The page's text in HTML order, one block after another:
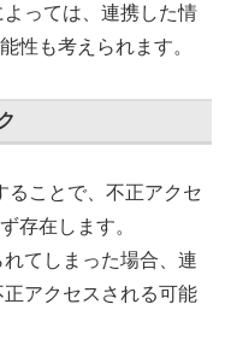
っては、連携した情
性も考えられます。
ることで、不正アクセ
存在します。
てしまった場合、連
アクセスされる可能